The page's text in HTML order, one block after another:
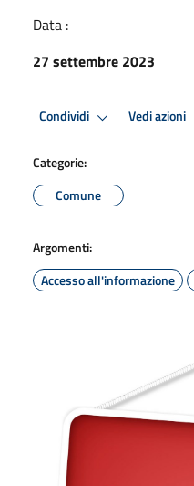
Data :
27 settembre 2023
Condividi Vedi azioni
Categorie:
Comune
Argomenti:
Accesso all'informazione